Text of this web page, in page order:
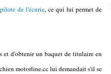
de l'écurie, ce qui lui permet de
et d'obtenir un baquet de titulaire en
motorline.cc lui demandait s'il se